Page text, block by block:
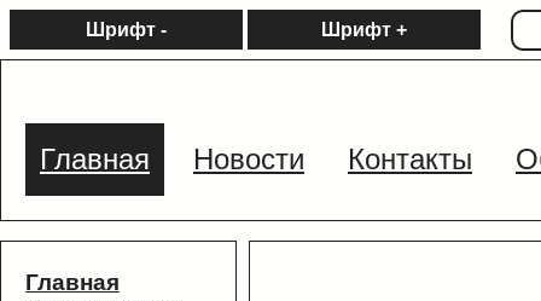
Шрифт - Шрифт +
Главная Новости Контакты
Главная